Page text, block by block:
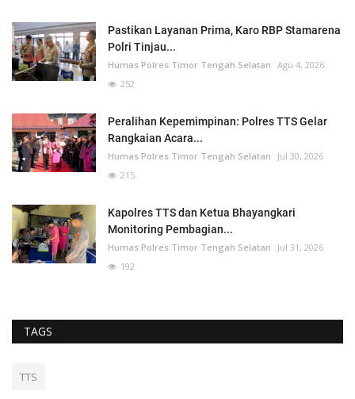
Pastikan Layanan Prima, Karo RBP Stamarena
Polri Tinjau...
Humas Polres Timor Tengah Selatan Agu 4, 2026
252
Peralihan Kepemimpinan: Polres TTS Gelar
Rangkaian Acara...
Humas Polres Timor Tengah Selatan
Jul 30, 2026
215
Kapolres TTS dan Ketua Bhayangkari
Monitoring Pembagian...
Humas Polres Timor Tengah Selatan
Jul 31, 2026
192
TAGS
TTS